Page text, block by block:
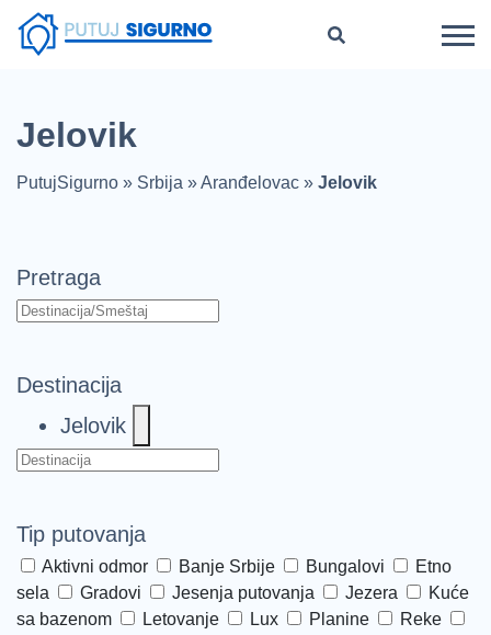
Jelovik
PutujSigurno » Srbija »Aranđelovac » Jelovik
Pretraga
Destinacija
Jelovik
Tip putovanja
Aktivni odmor Banje Srbije Bungalovi
Etno
sela
Gradovi Jesenja putovanja Jezera
Kuće
sa bazenom
Letovanje Lux Planine
Reke